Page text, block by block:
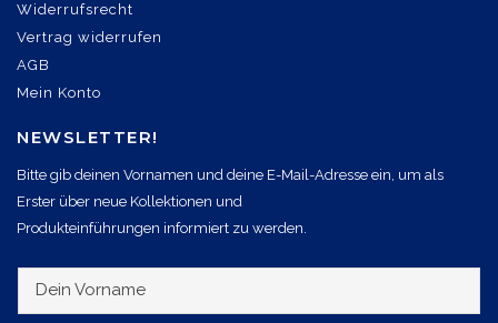
Widerrufsrecht
Vertrag widerrufen
AGB
Mein Konto
NEWSLETTER!
Bitte gib deinen Vornamen und deine E-Mail-Adresse ein, um als
Erster über neue Kollektionen und
Produkteinführungen informiert zu werden.
e